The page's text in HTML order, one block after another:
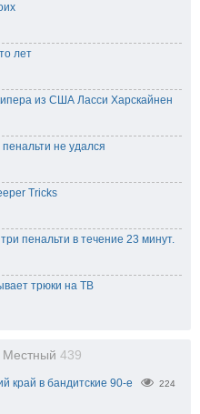
лет
из США Ласси Харскайнен
не удался
Tricks
пенальти в течение 23 минут.
трюки на ТВ
Местный 439
край в бандитские 90-е 224